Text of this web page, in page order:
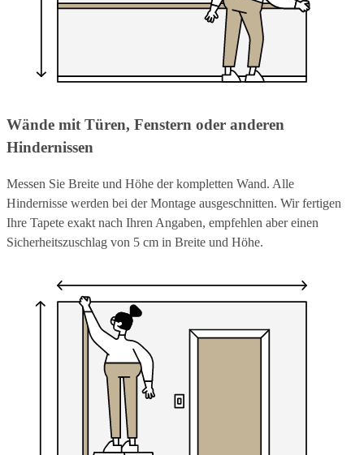
Wände mit Türen, Fenstern oder anderen
Hindernissen
Messen Sie Breite und Höhe der kompletten Wand. Alle
Hindernisse werden bei der Montage ausgeschnitten. Wir fertigen
Ihre Tapete exakt nach Ihren Angaben, empfehlen aber einen
Sicherheitszuschlag von 5 cm in Breite und Höhe.